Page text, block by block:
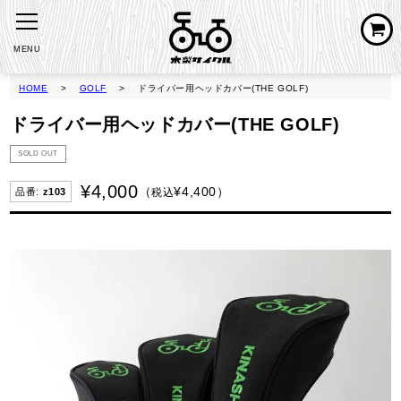
MENU
HOME GOLF ドライバー用ヘッドカバー(THE GOLF)
ドライバー用ヘッドカバー(THE GOLF)
SOLD OUT
z103 ¥4,000 ¥4,400
税込